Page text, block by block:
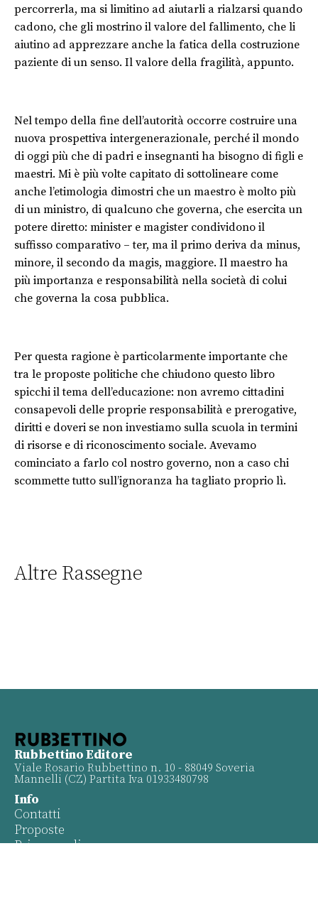
percorrerla, ma si limitino ad aiutarli a rialzarsi quando
cadono, che gli mostrino il valore del fallimento, che li
aiutino ad apprezzare anche la fatica della costruzione
paziente di un senso. Il valore della fragilità, appunto.
Nel tempo della fine dell’autorità occorre costruire una
nuova prospettiva intergenerazionale, perché il mondo
di oggi più che di padri e insegnanti ha bisogno di figli e
maestri. Mi è più volte capitato di sottolineare come
anche l’etimologia dimostri che un maestro è molto più
di un ministro, di qualcuno che governa, che esercita un
potere diretto: minister e magister condividono il
suffisso comparativo – ter, ma il primo deriva da minus,
minore, il secondo da magis, maggiore. Il maestro ha
più importanza e responsabilità nella società di colui
che governa la cosa pubblica.
Per questa ragione è particolarmente importante che
tra le proposte politiche che chiudono questo libro
spicchi il tema dell’educazione: non avremo cittadini
consapevoli delle proprie responsabilità e prerogative,
diritti e doveri se non investiamo sulla scuola in termini
di risorse e di riconoscimento sociale. Avevamo
cominciato a farlo col nostro governo, non a caso chi
scommette tutto sull’ignoranza ha tagliato proprio lì.
Altre Rassegne
Rubbettino Editore
Viale Rosario Rubbettino n. 10 - 88049 Soveria
Mannelli (CZ) Partita Iva 01933480798
Info
Contatti
Proposte
Privacy policy